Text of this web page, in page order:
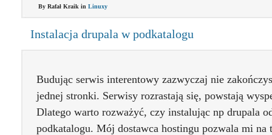
By Rafał Kraik in Linuxy
Instalacja drupala w podkatalogu
Budując serwis interentowy zazwyczaj nie
jednej stronki. Serwisy rozrastają się, powstają
Dlatego warto rozważyć, czy instalując np drupala
podkatalogu. Mój dostawca hostingu pozwala mi